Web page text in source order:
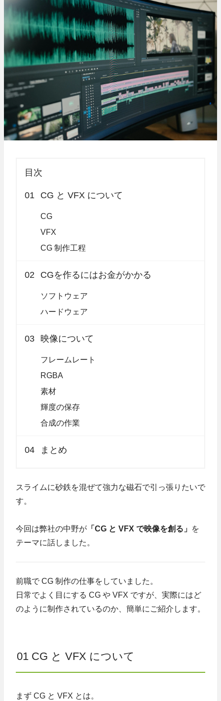
目次
01 CG と VFX について
CG
VFX
CG 制作工程
02 CGを作るにはお金がかかる
ソフトウェア
ハードウェア
03 映像について
フレームレート
RGBA
素材
輝度の保存
合成の作業
04 まとめ
スライムに砂鉄を混ぜて強力な磁石で引っ張りたいで
す。
今回は弊社の中野が 「CG と VFX で映像を創る」 を
テーマに話しました。
前職で CG 制作の仕事をしていました。
日常でよく目にする CG や VFX ですが、実際にはど
のように制作されているのか、簡単にご紹介します。
01 CG と VFX について
まず CG と VFX とは。